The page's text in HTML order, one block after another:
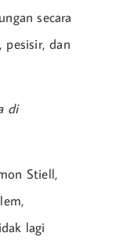
secara
pesisir, dan
di
Stiell,
lagi